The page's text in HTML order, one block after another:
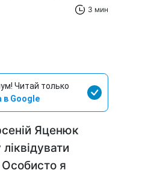
3 мин
Читай только
в Google
Яценюк
Особисто я